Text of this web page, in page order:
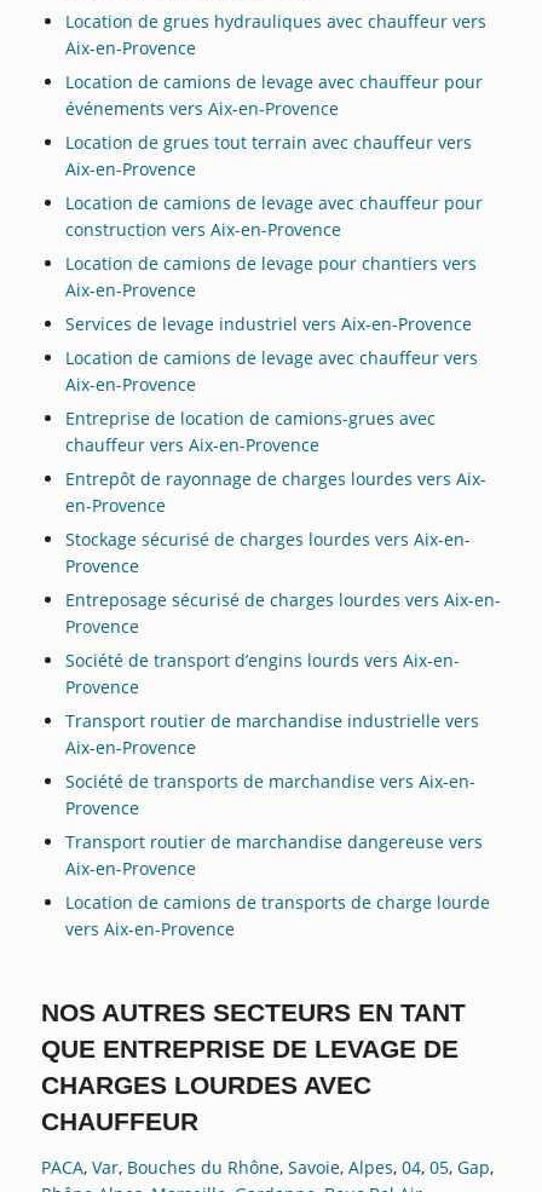
Location de grues hydrauliques avec chauffeur vers
Aix-en-Provence
Location de camions de levage avec chauffeur pour
événements vers Aix-en-Provence
Location de grues tout terrain avec chauffeur vers
Aix-en-Provence
Location de camions de levage avec chauffeur pour
construction vers Aix-en-Provence
Location de camions de levage pour chantiers vers
Aix-en-Provence
Services de levage industriel vers Aix-en-Provence
Location de camions de levage avec chauffeur vers
Aix-en-Provence
Entreprise de location de camions-grues avec
chauffeur vers Aix-en-Provence
Entrepôt de rayonnage de charges lourdes vers Aix-
en-Provence
Stockage sécurisé de charges lourdes vers Aix-en-
Provence
Entreposage sécurisé de charges lourdes vers Aix-en-
Provence
Société de transport d’engins lourds vers Aix-en-
Provence
Transport routier de marchandise industrielle vers
Aix-en-Provence
Société de transports de marchandise vers Aix-en-
Provence
Transport routier de marchandise dangereuse vers
Aix-en-Provence
Location de camions de transports de charge lourde
vers Aix-en-Provence
NOS AUTRES SECTEURS EN TANT
QUE ENTREPRISE DE LEVAGE DE
CHARGES LOURDES AVEC
CHAUFFEUR
PACA, Var, Bouches du Rhône, Savoie, Alpes, 04, 05, Gap,